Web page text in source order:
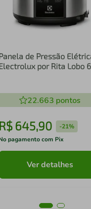
de Pressão
por Rita Lobo
22.663 pontos
R$645,90 -21%
pagamento com Pix
Ver detalhes